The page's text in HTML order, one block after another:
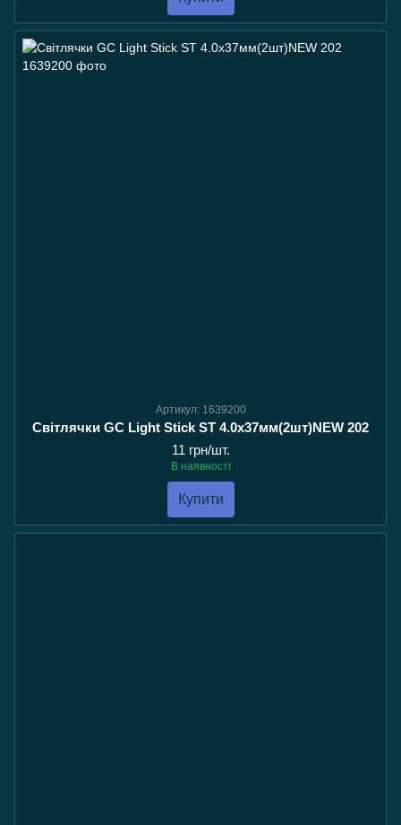
Артикул: 1639200
Світлячки GC Light Stick ST 4.0х37мм(2шт)NEW 202
11 грн/шт.
В наявності
Купити